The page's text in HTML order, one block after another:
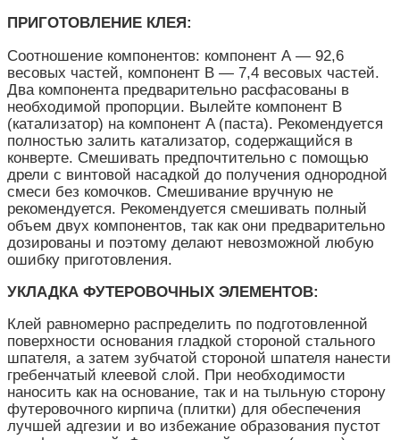
ПРИГОТОВЛЕНИЕ КЛЕЯ:
Соотношение компонентов: компонент А — 92,6
весовых частей, компонент B — 7,4 весовых частей.
Два компонента предварительно расфасованы в
необходимой пропорции. Вылейте компонент B
(катализатор) на компонент A (паста). Рекомендуется
полностью залить катализатор, содержащийся в
конверте. Смешивать предпочтительно с помощью
дрели с винтовой насадкой до получения однородной
смеси без комочков. Смешивание вручную не
рекомендуется. Рекомендуется смешивать полный
объем двух компонентов, так как они предварительно
дозированы и поэтому делают невозможной любую
ошибку приготовления.
УКЛАДКА ФУТЕРОВОЧНЫХ ЭЛЕМЕНТОВ:
Клей равномерно распределить по подготовленной
поверхности основания гладкой стороной стального
шпателя, а затем зубчатой стороной шпателя нанести
гребенчатый клеевой слой. При необходимости
наносить как на основание, так и на тыльную сторону
футеровочного кирпича (плитки) для обеспечения
лучшей адгезии и во избежание образования пустот